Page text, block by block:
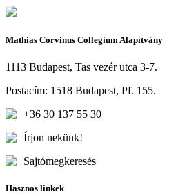
Mathias Corvinus Collegium Alapítvány
1113 Budapest, Tas vezér utca 3-7.
Postacím: 1518 Budapest, Pf. 155.
+36 30 137 55 30
Írjon nekünk!
Sajtómegkeresés
Hasznos linkek